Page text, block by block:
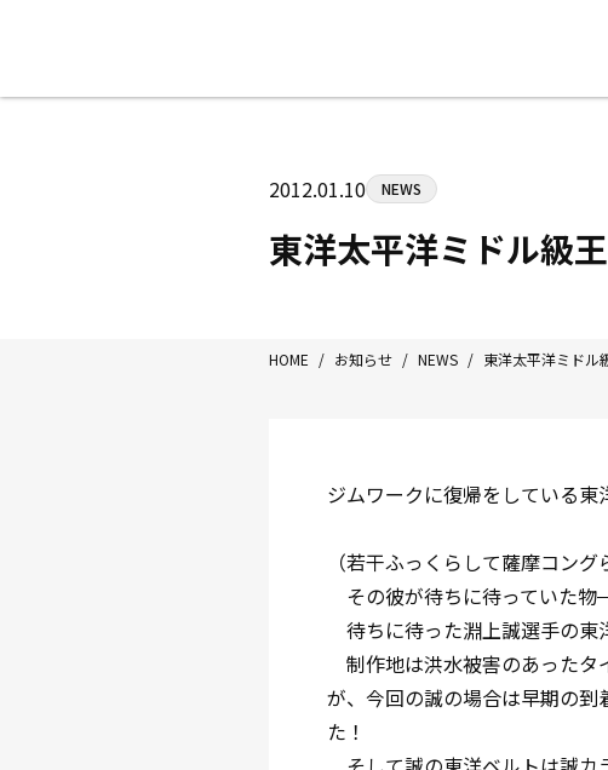
Tel/Fax：042-622-7222
2012.01.10 NEWS
東洋太平洋ミドル級
HOME / お知らせ / NEWS / 東洋太平洋ミドル
ジムワークに復帰をしている東
（若干ふっくらして薩摩コング
その彼が待ちに待っていた物
待ちに待った淵上誠選手の東
制作地は洪水被害のあったタ
が、今回の誠の場合は早期の
た！